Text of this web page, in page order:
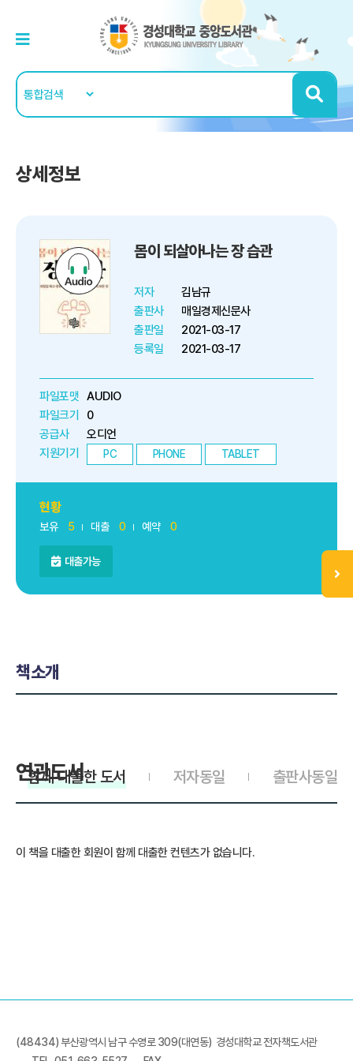
상세정보
몸이 되살아나는 장 습관
저자
김남규
출판사
매일경제신문사
출판일
2021-03-17
등록일
2021-03-17
파일포맷 AUDIO
파일크기
0
공급사
오디언
지원기기
PC PHONE TABLET
현황
보유 5 대출 0 예약 0
대출가능
책소개
연관도서 출판사동일
저자동일
함께 대출한 도서
이 책을 대출한 회원이 함께 대출한 컨텐츠가 없습니다.
(48434) 부산광역시 남구 수영로 309(대연동) 경성대학교 전자책도서관